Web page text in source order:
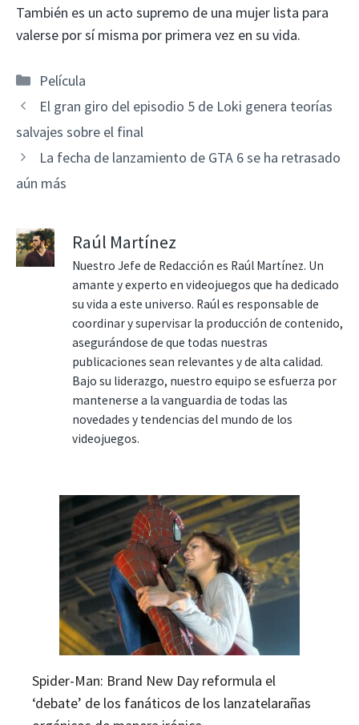
También es un acto supremo de una mujer lista para
valerse por sí misma por primera vez en su vida.
Categorías
Película
El gran giro del episodio 5 de Loki genera teorías
salvajes sobre el final
La fecha de lanzamiento de GTA 6 se ha retrasado
aún más
Raúl Martínez
Nuestro Jefe de Redacción es Raúl Martínez. Un
amante y experto en videojuegos que ha dedicado
su vida a este universo. Raúl es responsable de
coordinar y supervisar la producción de contenido,
asegurándose de que todas nuestras
publicaciones sean relevantes y de alta calidad.
Bajo su liderazgo, nuestro equipo se esfuerza por
mantenerse a la vanguardia de todas las
novedades y tendencias del mundo de los
videojuegos.
Spider-Man: Brand New Day reformula el
‘debate’ de los fanáticos de los lanzatelarañas